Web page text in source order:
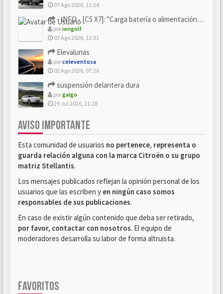
07 Ago 2026, 11:24
- INFO - [C5 X7]: "Carga batería o alimentación eléctri...
poriongolf
03 Ago 2026, 12:33
Elevalunas
porceleventosa
02 Ago 2026, 07:26
suspensión delantera dura
porgalgo
29 Jul 2026, 21:28
AVISO IMPORTANTE
Esta comunidad de usuarios no pertenece, representa o
guarda relación alguna con la marca Citroën o su grupo
matriz Stellantis.
Los mensajes publicados reflejan la opinión personal de los
usuarios que las escriben y en ningún caso somos
responsables de sus publicaciones.
En caso de existir algún contenido que deba ser retirado,
por favor, contactar con nosotros. El equipo de
moderadores desarrolla su labor de forma altruista.
FAVORITOS